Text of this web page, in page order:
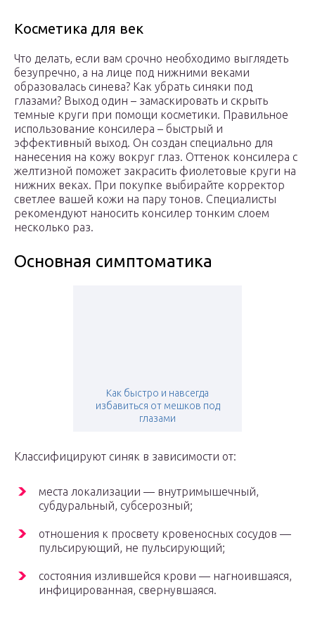
Косметика для век
Что делать, если вам срочно необходимо выглядеть
безупречно, а на лице под нижними веками
образовалась синева? Как убрать синяки под
глазами? Выход один – замаскировать и скрыть
темные круги при помощи косметики. Правильное
использование консилера – быстрый и
эффективный выход. Он создан специально для
нанесения на кожу вокруг глаз. Оттенок консилера с
желтизной поможет закрасить фиолетовые круги на
нижних веках. При покупке выбирайте корректор
светлее вашей кожи на пару тонов. Специалисты
рекомендуют наносить консилер тонким слоем
несколько раз.
Основная симптоматика
Как быстро и навсегда
избавиться от мешков под
глазами
Классифицируют синяк в зависимости от:
места локализации — внутримышечный,
субдуральный, субсерозный;
отношения к просвету кровеносных сосудов —
пульсирующий, не пульсирующий;
состояния излившейся крови — нагноившаяся,
инфицированная, свернувшаяся.